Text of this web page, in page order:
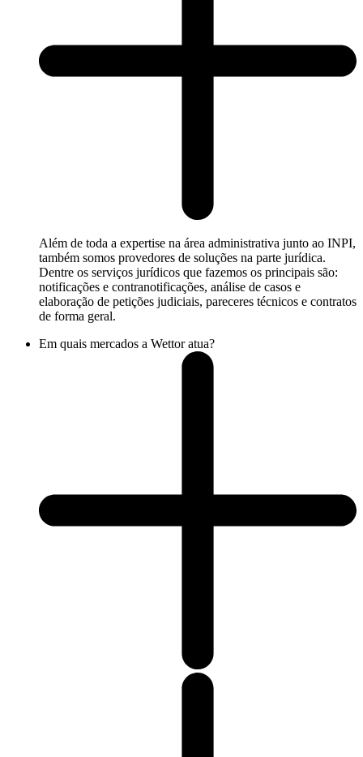
Além de toda a expertise na área administrativa junto ao INPI,
também somos provedores de soluções na parte jurídica.
Dentre os serviços jurídicos que fazemos os principais são:
notificações e contranotificações, análise de casos e
elaboração de petições judiciais, pareceres técnicos e contratos
de forma geral.
Em quais mercados a Wettor atua?